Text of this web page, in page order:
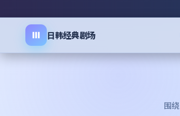
日韩经典剧场
围绕